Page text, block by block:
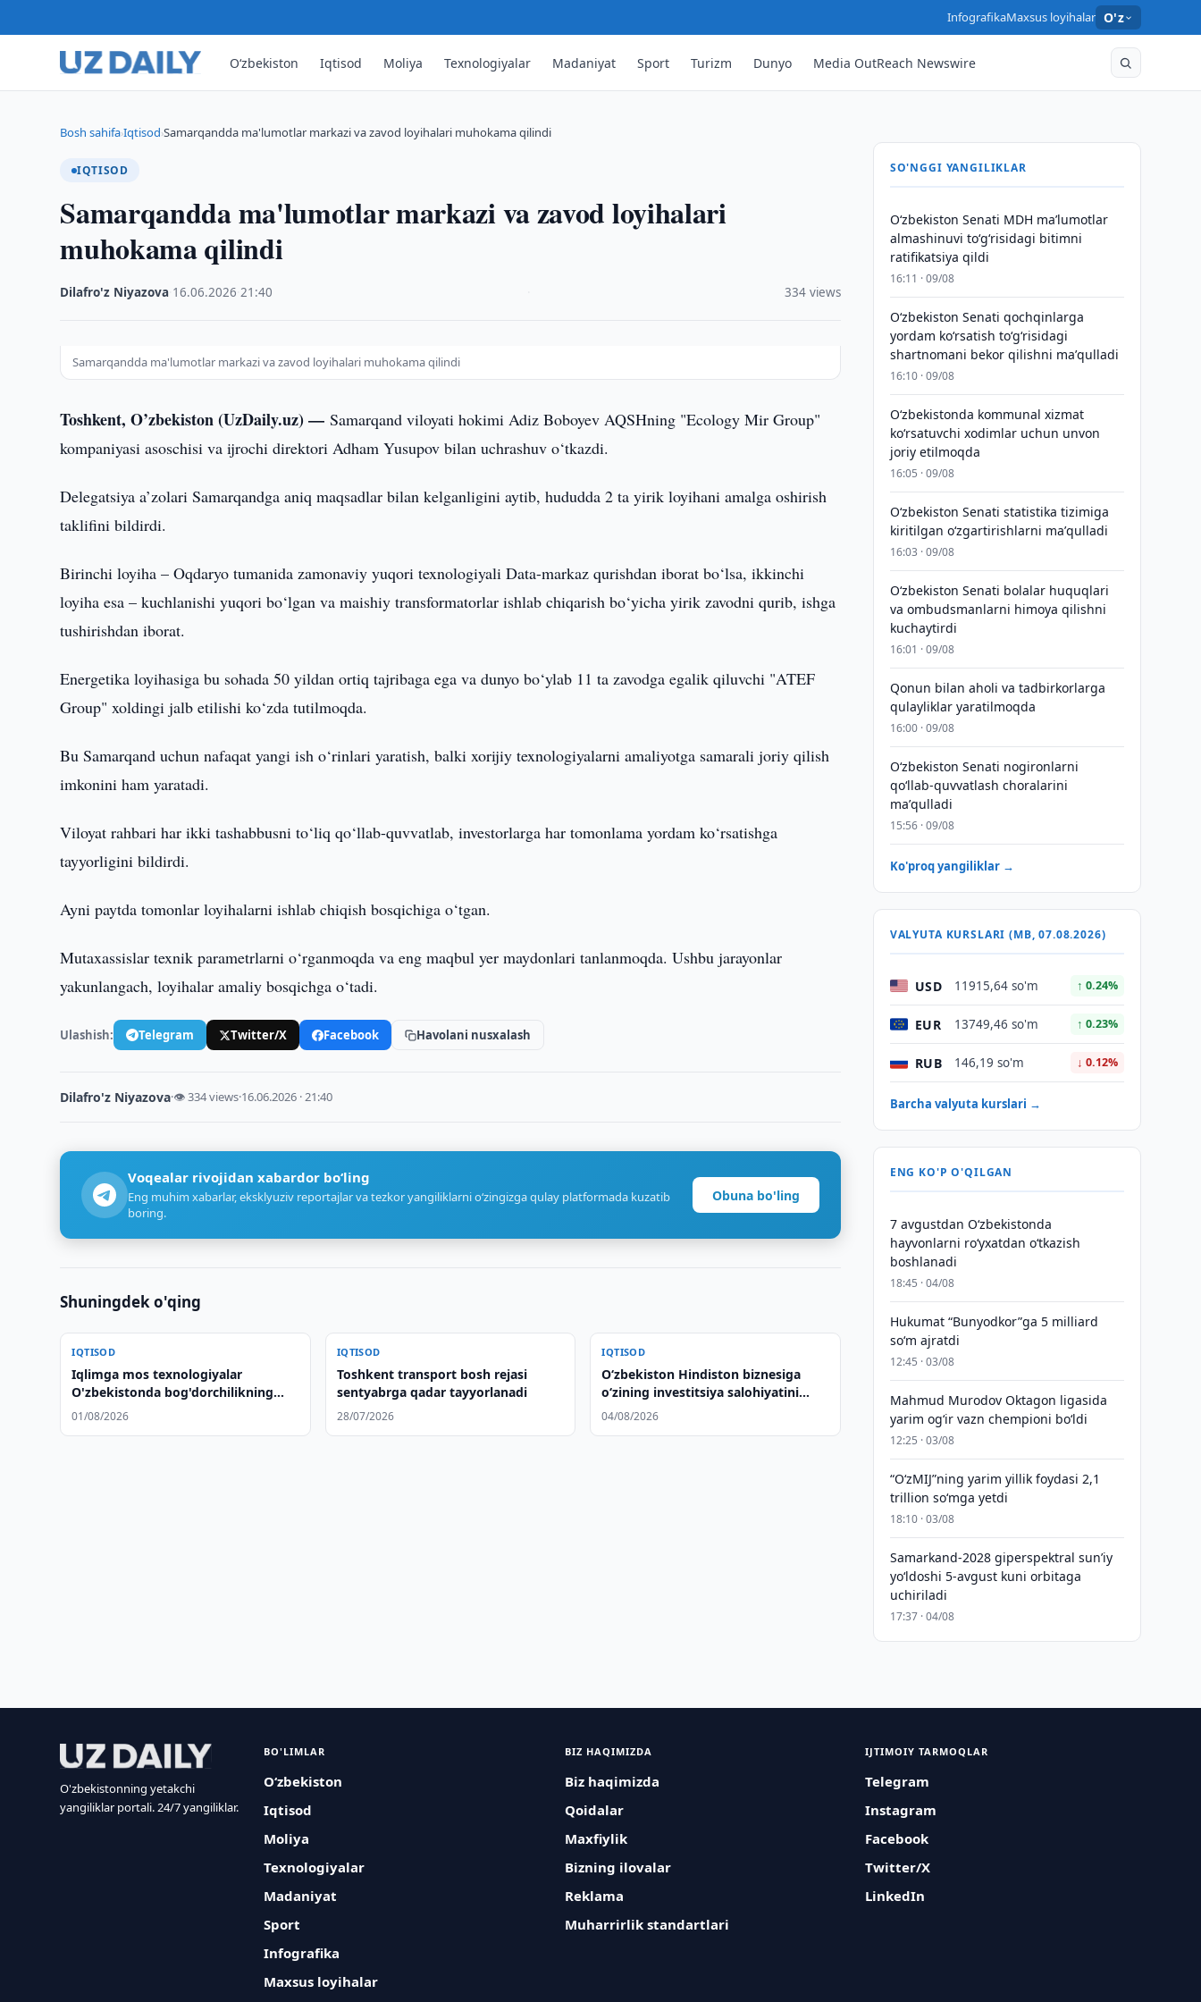
InfografikaMaxsus loyihalar O'z
O‘zbekiston Iqtisod Moliya Texnologiyalar Madaniyat Sport Turizm Dunyo Media OutReach Newswire
Bosh sahifa›Iqtisod›Samarqandda ma'lumotlar markazi va zavod loyihalari muhokama qilindi
IQTISOD
Samarqandda ma'lumotlar markazi va zavod loyihalari
muhokama qilindi
Dilafro'z Niyazova 16.06.2026 ·21:40 334 views
Samarqandda ma'lumotlar markazi va zavod loyihalari muhokama qilindi
Toshkent, O’zbekiston (UzDaily.uz) —Samarqand viloyati hokimi Adiz Boboyev AQSHning "Ecology Mir Group"
kompaniyasi asoschisi va ijrochi direktori Adham Yusupov bilan uchrashuv o‘tkazdi.
Delegatsiya a’zolari Samarqandga aniq maqsadlar bilan kelganligini aytib, hududda 2 ta yirik loyihani amalga oshirish
taklifini bildirdi.
Birinchi loyiha – Oqdaryo tumanida zamonaviy yuqori texnologiyali Data-markaz qurishdan iborat bo‘lsa, ikkinchi
loyiha esa – kuchlanishi yuqori bo‘lgan va maishiy transformatorlar ishlab chiqarish bo‘yicha yirik zavodni qurib, ishga
tushirishdan iborat.
Energetika loyihasiga bu sohada 50 yildan ortiq tajribaga ega va dunyo bo‘ylab 11 ta zavodga egalik qiluvchi "ATEF
Group" xoldingi jalb etilishi ko‘zda tutilmoqda.
Bu Samarqand uchun nafaqat yangi ish o‘rinlari yaratish, balki xorijiy texnologiyalarni amaliyotga samarali joriy qilish
imkonini ham yaratadi.
Viloyat rahbari har ikki tashabbusni to‘liq qo‘llab-quvvatlab, investorlarga har tomonlama yordam ko‘rsatishga
tayyorligini bildirdi.
Ayni paytda tomonlar loyihalarni ishlab chiqish bosqichiga o‘tgan.
Mutaxassislar texnik parametrlarni o‘rganmoqda va eng maqbul yer maydonlari tanlanmoqda. Ushbu jarayonlar
yakunlangach, loyihalar amaliy bosqichga o‘tadi.
Ulashish: Telegram Twitter/X Facebook Havolani nusxalash
Dilafro'z Niyazova·👁 334 views·16.06.2026 · 21:40
Voqealar rivojidan xabardor bo‘ling
Eng muhim xabarlar, eksklyuziv reportajlar va tezkor yangiliklarni o‘zingizga qulay platformada kuzatib
boring.
Obuna bo'ling
Shuningdek o'qing
IQTISOD
Iqlimga mos texnologiyalar
O'zbekistonda bog'dorchilikning
barqarorligini mustahkamlaydi
01/08/2026
IQTISOD
Toshkent transport bosh rejasi
sentyabrga qadar tayyorlanadi
28/07/2026
IQTISOD
Oʻzbekiston Hindiston biznesiga
oʻzining investitsiya salohiyatini
taqdim etdi
04/08/2026
SO'NGGI YANGILIKLAR
Oʻzbekiston Senati MDH maʼlumotlar
almashinuvi toʻgʻrisidagi bitimni
ratifikatsiya qildi
16:11 · 09/08
Oʻzbekiston Senati qochqinlarga
yordam koʻrsatish toʻgʻrisidagi
shartnomani bekor qilishni maʼqulladi
16:10 · 09/08
Oʻzbekistonda kommunal xizmat
koʻrsatuvchi xodimlar uchun unvon
joriy etilmoqda
16:05 · 09/08
Oʻzbekiston Senati statistika tizimiga
kiritilgan oʻzgartirishlarni maʼqulladi
16:03 · 09/08
Oʻzbekiston Senati bolalar huquqlari
va ombudsmanlarni himoya qilishni
kuchaytirdi
16:01 · 09/08
Qonun bilan aholi va tadbirkorlarga
qulayliklar yaratilmoqda
16:00 · 09/08
Oʻzbekiston Senati nogironlarni
qoʻllab-quvvatlash choralarini
maʼqulladi
15:56 · 09/08
Ko'proq yangiliklar →
VALYUTA KURSLARI (MB, 07.08.2026)
USD 11915,64 so'm ↑ 0.24%
EUR 13749,46 so'm ↑ 0.23%
RUB 146,19 so'm ↓ 0.12%
Barcha valyuta kurslari →
ENG KO'P O'QILGAN
7 avgustdan O‘zbekistonda
hayvonlarni ro‘yxatdan o‘tkazish
boshlanadi
18:45 · 04/08
Hukumat “Bunyodkor”ga 5 milliard
so‘m ajratdi
12:45 · 03/08
Mahmud Murodov Oktagon ligasida
yarim og‘ir vazn chempioni bo‘ldi
12:25 · 03/08
“O‘zMIJ”ning yarim yillik foydasi 2,1
trillion so‘mga yetdi
18:10 · 03/08
Samarkand-2028 giperspektral sun’iy
yo‘ldoshi 5-avgust kuni orbitaga
uchiriladi
17:37 · 04/08
O'zbekistonning yetakchi
yangiliklar portali. 24/7 yangiliklar.
BO'LIMLAR
O‘zbekiston
Iqtisod
Moliya
Texnologiyalar
Madaniyat
Sport
Infografika
Maxsus loyihalar
BIZ HAQIMIZDA
Biz haqimizda
Qoidalar
Maxfiylik
Bizning ilovalar
Reklama
Muharrirlik standartlari
IJTIMOIY TARMOQLAR
Telegram
Instagram
Facebook
Twitter/X
LinkedIn